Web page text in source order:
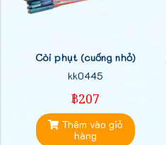
Còi phụt (cuống nhỏ)
kk0445
฿207
hàng